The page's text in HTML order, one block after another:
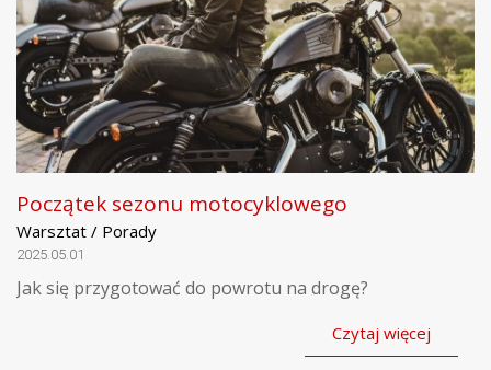
Początek sezonu motocyklowego
Warsztat / Porady
2025.05.01
Jak się przygotować do powrotu na drogę?
Czytaj więcej